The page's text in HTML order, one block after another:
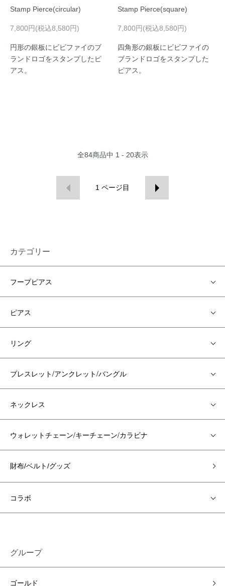
Stamp Pierce(circular)
7,800円(税込8,580円)
円形の銀板にビビファイのブ
ランドロゴをスタンプしたピ
アス。
Stamp Pierce(square)
7,800円(税込8,580円)
四角形の銀板にビビファイの
ブランドロゴをスタンプした
ピアス。
全84商品中 1 - 20表示
1 ページ目
カテゴリー
フープピアス
ピアス
リング
ブレスレット/アンクレット/バングル
ネックレス
ウォレットチェーン/キーチェーン/カラビナ
財布/ベルト/グッズ
コラボ
グループ
ゴールド